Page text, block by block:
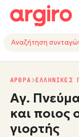
ΑΡΘΡΑ ΕΛΛΗΝΙΚΕΣ
Αγ.
και ποιος
γιορτής